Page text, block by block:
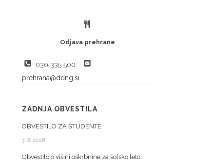
Odjava prehrane
030 335 500
prehrana@ddng.si
ZADNJA OBVESTILA
OBVESTILO ZA ŠTUDENTE
3. 8. 2026
Obvestilo o višini oskrbnine za šolsko leto